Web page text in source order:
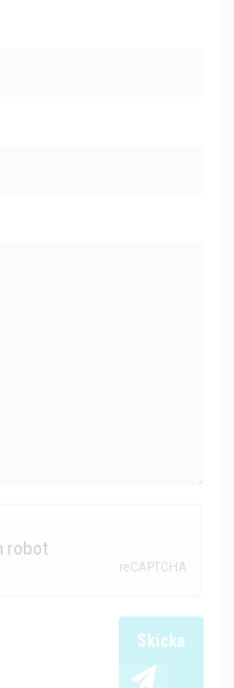
Skicka